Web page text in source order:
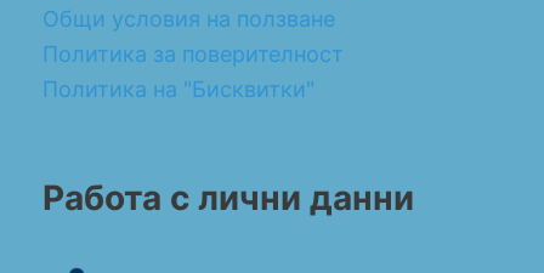
Общи условия на ползване
Политика за поверителност
Политика на "Бисквитки"
Работа с лични данни